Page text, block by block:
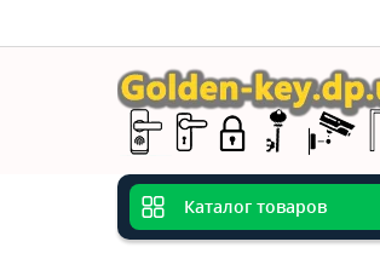
Каталог товаров